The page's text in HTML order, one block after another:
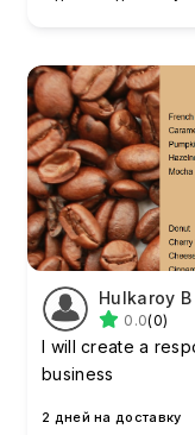
Hulkaroy B
0.0(0)
I will create a
business
2 дней на доставку